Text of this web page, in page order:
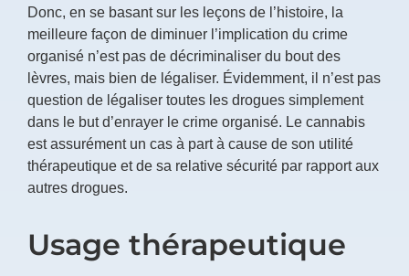
Donc, en se basant sur les leçons de l’histoire, la
meilleure façon de diminuer l’implication du crime
organisé n’est pas de décriminaliser du bout des
lèvres, mais bien de légaliser. Évidemment, il n’est pas
question de légaliser toutes les drogues simplement
dans le but d’enrayer le crime organisé. Le cannabis
est assurément un cas à part à cause de son utilité
thérapeutique et de sa relative sécurité par rapport aux
autres drogues.
Usage thérapeutique